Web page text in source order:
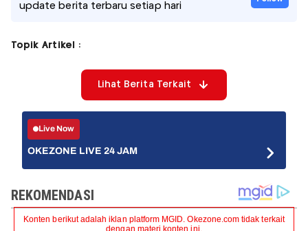
update berita terbaru setiap hari
Topik Artikel :
Lihat Berita Terkait
Live Now
OKEZONE LIVE 24 JAM